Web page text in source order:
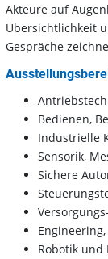
Akteure auf
Übersichtlichkeit
Gespräche
Bedienen,
Industrielle
Sensorik,
Sichere
Robotik und